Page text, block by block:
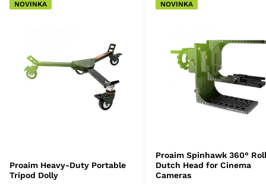
NOVINKA
Proaim Heavy-Duty Portable
Tripod Dolly
NOVINKA
Proaim Spinhawk 360°
Dutch Head for Cinema
Cameras